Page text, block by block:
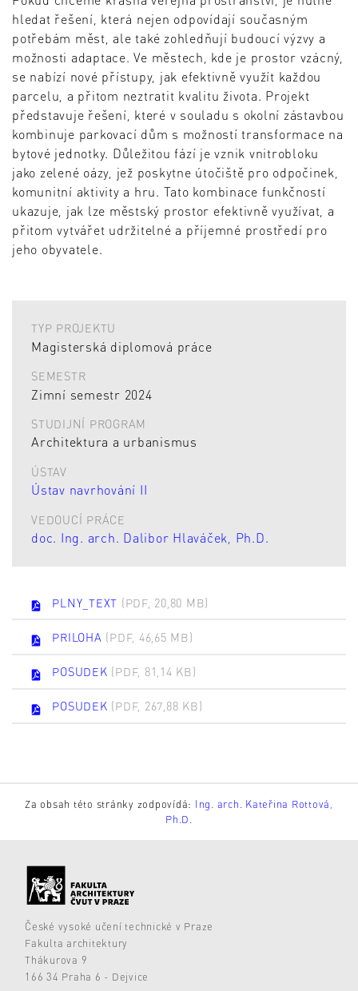
hledat řešení, která nejen odpovídají současným
potřebám měst, ale také zohledňují budoucí výzvy a
možnosti adaptace. Ve městech, kde je prostor vzácný,
se nabízí nové přístupy, jak efektivně využít každou
parcelu, a přitom neztratit kvalitu života. Projekt
představuje řešení, které v souladu s okolní zástavbou
kombinuje parkovací dům s možností transformace na
bytové jednotky. Důležitou fází je vznik vnitrobloku
jako zelené oázy, jež poskytne útočiště pro odpočinek,
komunitní aktivity a hru. Tato kombinace funkčností
ukazuje, jak lze městský prostor efektivně využívat, a
přitom vytvářet udržitelné a příjemné prostředí pro
jeho obyvatele.
TYP PROJEKTU
Magisterská diplomová práce
SEMESTR
Zimní semestr 2024
STUDIJNÍ PROGRAM
Architektura a urbanismus
ÚSTAV
Ústav navrhování II
VEDOUCÍ PRÁCE
doc. Ing. arch. Dalibor Hlaváček, Ph.D.
PLNY_TEXT (PDF, 20,80 MB)
PRILOHA (PDF, 46,65 MB)
POSUDEK (PDF, 81,14 KB)
POSUDEK (PDF, 267,88 KB)
Za obsah této stránky zodpovídá: Ing. arch. Kateřina Rottová,
Ph.D.
České vysoké učení technické v Praze
Fakulta architektury
Thákurova 9
166 34 Praha 6 - Dejvice